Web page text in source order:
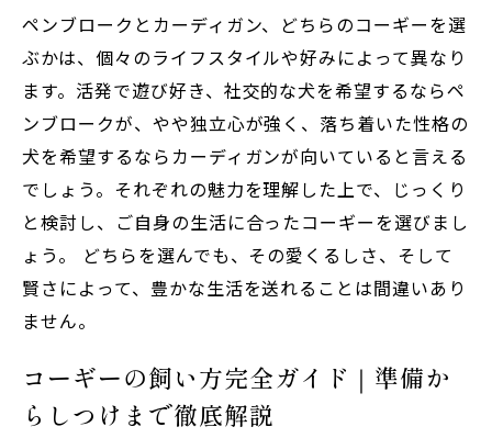
ペンブロークとカーディガン、どちらのコーギーを選
ぶかは、個々のライフスタイルや好みによって異なり
ます。活発で遊び好き、社交的な犬を希望するならペ
ンブロークが、やや独立心が強く、落ち着いた性格の
犬を希望するならカーディガンが向いていると言える
でしょう。それぞれの魅力を理解した上で、じっくり
と検討し、ご自身の生活に合ったコーギーを選びまし
ょう。 どちらを選んでも、その愛くるしさ、そして
賢さによって、豊かな生活を送れることは間違いあり
ません。
コーギーの飼い方完全ガイド｜準備か
らしつけまで徹底解説